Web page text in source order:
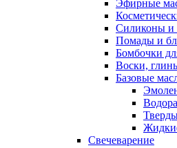
Эфирные
Силиконы
Помады и
Бомбочки
Воски,
Базовые
Свечеварение